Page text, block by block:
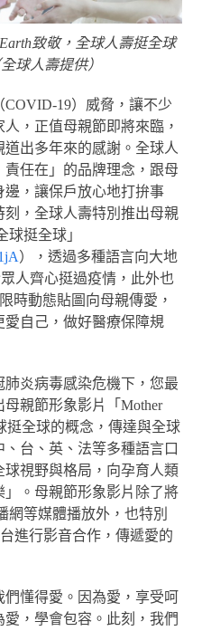
致敬，全球人壽挺全球
球人壽提供）
19）威脅，讓不少
，正值母親節即將來臨，
出多年來的感謝。全球人
任在」的品牌理念，跟母
，讓保戶放心地打拚事
，全球人壽特別推出母親
球挺全球」
），透過多種語言向大地
人齊心挺過疫情，此外也
時動態貼圖向母親傳愛，
自己，做好醫療保障規
炎病毒感染危機下，您最
親節形象影片「Mother
挺全球的概念，傳達與全球
台、英、法等多種語言口
視野與格局，向孕育人類
。母親節形象影片除了將
網等媒體播放外，也特別
進行影音合作，傳遞愛的
們懂得愛。因為愛，享受呵
，學會包容。此刻，我們